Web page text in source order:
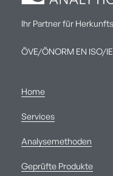
Ihr Partner für
ÖVE/ÖNORM EN ISO/
Home
Services
Analysemethoden
Geprüfte Produkte